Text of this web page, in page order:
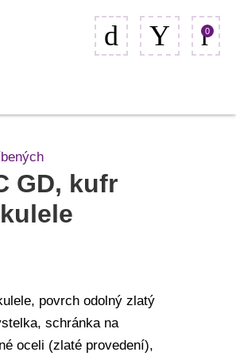
0
GD, kufr
povrch odolný zlatý
schránka na
oceli (zlaté provedení),